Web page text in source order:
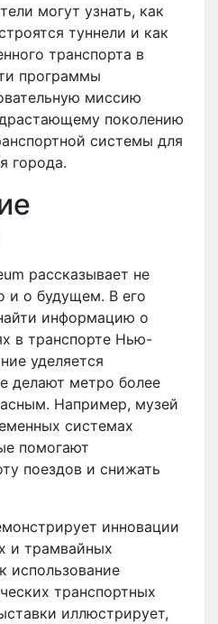
могут узнать, как
туннели и как
транспорта в
программы
миссию
поколению
системы для
города.
рассказывает не
и о будущем. В его
информацию о
в транспорте Нью-
уделяется
делают метро более
Например, музей
системах
помогают
поездов и снижать
инновации
и трамвайных
использование
транспортных
иллюстрирует,